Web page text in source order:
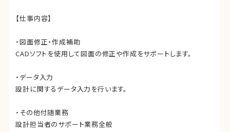
【仕事内容】
・図面修正・作成補助
CADソフトを使用して図面の修正や作成をサポートします。
・データ入力
設計に関するデータ入力を行います。
・その他付随業務
設計担当者のサポート業務全般